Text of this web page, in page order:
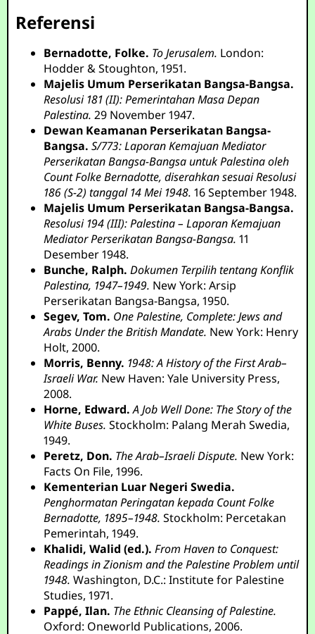
Referensi
Bernadotte, Folke. To Jerusalem. London:
Hodder & Stoughton, 1951.
Majelis Umum Perserikatan Bangsa-Bangsa.
Resolusi 181 (II): Pemerintahan Masa Depan
Palestina. 29 November 1947.
Dewan Keamanan Perserikatan Bangsa-
Bangsa. S/773: Laporan Kemajuan Mediator
Perserikatan Bangsa-Bangsa untuk Palestina oleh
Count Folke Bernadotte, diserahkan sesuai Resolusi
186 (S-2) tanggal 14 Mei 1948. 16 September 1948.
Majelis Umum Perserikatan Bangsa-Bangsa.
Resolusi 194 (III): Palestina – Laporan Kemajuan
Mediator Perserikatan Bangsa-Bangsa. 11
Desember 1948.
Bunche, Ralph. Dokumen Terpilih tentang Konflik
Palestina, 1947–1949. New York: Arsip
Perserikatan Bangsa-Bangsa, 1950.
Segev, Tom. One Palestine, Complete: Jews and
Arabs Under the British Mandate. New York: Henry
Holt, 2000.
Morris, Benny. 1948: A History of the First Arab–
Israeli War. New Haven: Yale University Press,
2008.
Horne, Edward. A Job Well Done: The Story of the
White Buses. Stockholm: Palang Merah Swedia,
1949.
Peretz, Don. The Arab–Israeli Dispute. New York:
Facts On File, 1996.
Kementerian Luar Negeri Swedia.
Penghormatan Peringatan kepada Count Folke
Bernadotte, 1895–1948. Stockholm: Percetakan
Pemerintah, 1949.
Khalidi, Walid (ed.). From Haven to Conquest:
Readings in Zionism and the Palestine Problem until
1948. Washington, D.C.: Institute for Palestine
Studies, 1971.
Pappé, Ilan. The Ethnic Cleansing of Palestine.
Oxford: Oneworld Publications, 2006.